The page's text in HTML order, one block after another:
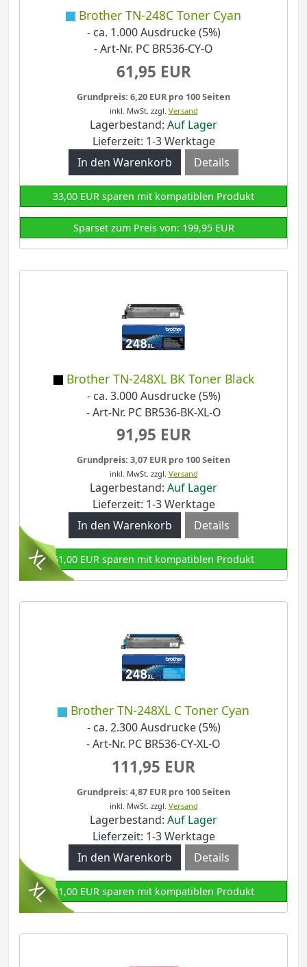
Brother TN-248C Toner Cyan
- ca. 1.000 Ausdrucke (5%)
- Art-Nr. PC BR536-CY-O
61,95 EUR
Grundpreis: 6,20 EUR pro 100 Seiten
inkl. MwSt. zzgl. Versand
Lagerbestand: Auf Lager
Lieferzeit: 1-3 Werktage
Details
33,00 EUR sparen mit kompatiblen Produkt
Sparset zum Preis von: 199,95 EUR
Brother TN-248XL BK Toner Black
- ca. 3.000 Ausdrucke (5%)
- Art-Nr. PC BR536-BK-XL-O
91,95 EUR
Grundpreis: 3,07 EUR pro 100 Seiten
inkl. MwSt. zzgl. Versand
Lagerbestand: Auf Lager
Lieferzeit: 1-3 Werktage
Details
61,00 EUR sparen mit kompatiblen Produkt
Brother TN-248XL C Toner Cyan
- ca. 2.300 Ausdrucke (5%)
- Art-Nr. PC BR536-CY-XL-O
111,95 EUR
Grundpreis: 4,87 EUR pro 100 Seiten
inkl. MwSt. zzgl. Versand
Lagerbestand: Auf Lager
Lieferzeit: 1-3 Werktage
Details
81,00 EUR sparen mit kompatiblen Produkt